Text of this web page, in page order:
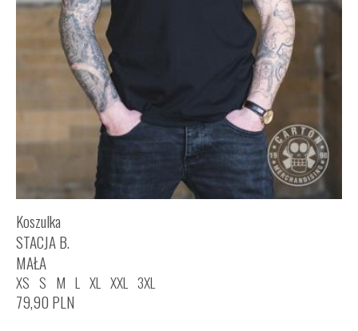
Koszulka
STACJA B.
MAŁA
XS S M L XL XXL 3XL
79,90 PLN